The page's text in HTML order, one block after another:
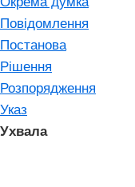
Повідомлення
Постанова
Рішення
Розпорядження
Указ
Ухвала